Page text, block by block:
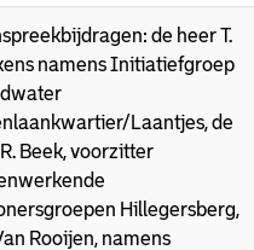
de heer T.
namens Initiatiefgroep
Laantjes, de
Beek, voorzitter
Hillegersberg,
Rooijen, namens